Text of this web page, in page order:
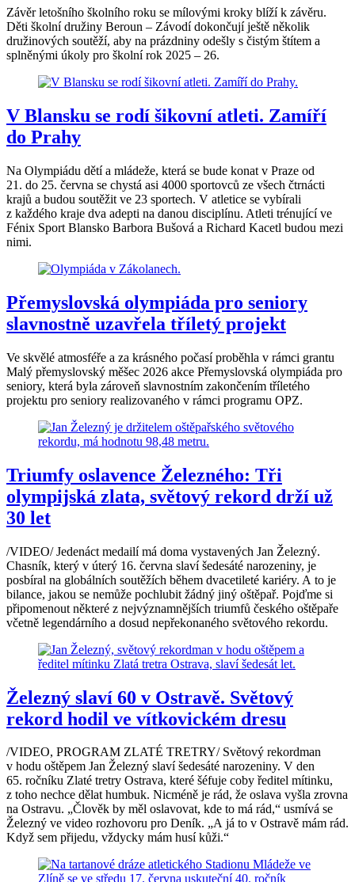
Závěr letošního školního roku se mílovými kroky blíží k závěru.
Děti školní družiny Beroun – Závodí dokončují ještě několik
družinových soutěží, aby na prázdniny odešly s čistým štítem a
splněnými úkoly pro školní rok 2025 – 26.
V Blansku se rodí šikovní atleti. Zamíří
do Prahy
Na Olympiádu dětí a mládeže, která se bude konat v Praze od
21. do 25. června se chystá asi 4000 sportovců ze všech čtrnácti
krajů a budou soutěžit ve 23 sportech. V atletice se vybírali
z každého kraje dva adepti na danou disciplínu. Atleti trénující ve
Fénix Sport Blansko Barbora Bušová a Richard Kacetl budou mezi
nimi.
Přemyslovská olympiáda pro seniory
slavnostně uzavřela tříletý projekt
Ve skvělé atmosféře a za krásného počasí proběhla v rámci grantu
Malý přemyslovský měšec 2026 akce Přemyslovská olympiáda pro
seniory, která byla zároveň slavnostním zakončením tříletého
projektu pro seniory realizovaného v rámci programu OPZ.
Triumfy oslavence Železného: Tři
olympijská zlata, světový rekord drží už
30 let
/VIDEO/ Jedenáct medailí má doma vystavených Jan Železný.
Chasník, který v úterý 16. června slaví šedesáté narozeniny, je
posbíral na globálních soutěžích během dvacetileté kariéry. A to je
bilance, jakou se nemůže pochlubit žádný jiný oštěpař. Pojďme si
připomenout některé z nejvýznamnějších triumfů českého oštěpaře
včetně legendárního a dosud nepřekonaného světového rekordu.
Železný slaví 60 v Ostravě. Světový
rekord hodil ve vítkovickém dresu
/VIDEO, PROGRAM ZLATÉ TRETRY/ Světový rekordman
v hodu oštěpem Jan Železný slaví šedesáté narozeniny. V den
65. ročníku Zlaté tretry Ostrava, které šéfuje coby ředitel mítinku,
z toho nechce dělat humbuk. Nicméně je rád, že oslava vyšla zrovna
na Ostravu. „Člověk by měl oslavovat, kde to má rád,“ usmívá se
Železný ve video rozhovoru pro Deník. „A já to v Ostravě mám rád.
Když sem přijedu, vždycky mám husí kůži.“